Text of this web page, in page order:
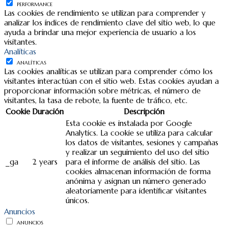
PERFORMANCE
Las cookies de rendimiento se utilizan para comprender y
analizar los índices de rendimiento clave del sitio web, lo que
ayuda a brindar una mejor experiencia de usuario a los
visitantes.
Analíticas
ANALÍTICAS
Las cookies analíticas se utilizan para comprender cómo los
visitantes interactúan con el sitio web. Estas cookies ayudan a
proporcionar información sobre métricas, el número de
visitantes, la tasa de rebote, la fuente de tráfico, etc.
Cookie Duración Descripción
_ga 2 years
Esta cookie es instalada por Google
Analytics. La cookie se utiliza para calcular
los datos de visitantes, sesiones y campañas
y realizar un seguimiento del uso del sitio
para el informe de análisis del sitio. Las
cookies almacenan información de forma
anónima y asignan un número generado
aleatoriamente para identificar visitantes
únicos.
Anuncios
ANUNCIOS